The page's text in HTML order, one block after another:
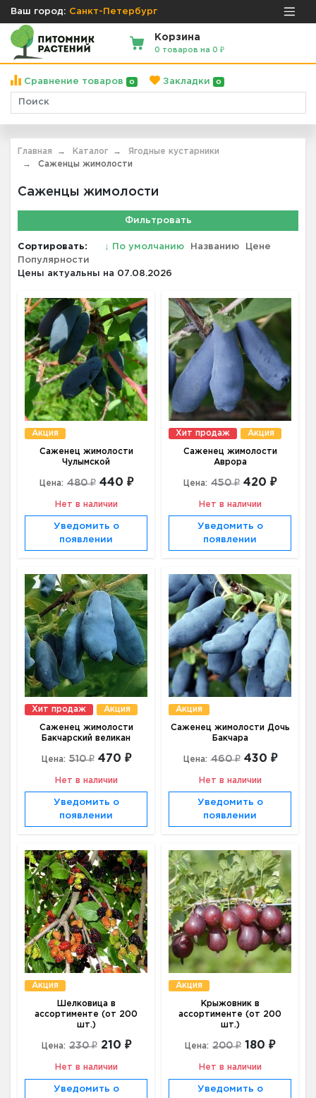
Ваш город: Санкт-Петербург
Корзина
0 товаров на 0 ₽
Сравнение товаров 0 Закладки 0
Главная Каталог
Ягодные кустарники
Саженцы жимолости
Саженцы жимолости
Фильтровать
Сортировать: ↓ По умолчанию Названию
Цене
Популярности
Цены актуальны на 07.08.2026
Акция
Саженец жимолости
Чулымской
Цена: 480 ₽ 440 ₽
Нет в наличии
Уведомить о
появлении
Хит продаж Акция
Саженец жимолости
Аврора
Цена: 450 ₽ 420 ₽
Нет в наличии
Уведомить о
появлении
Хит продаж Акция
Саженец жимолости
Бакчарский великан
Цена: 510 ₽ 470 ₽
Нет в наличии
Уведомить о
появлении
Акция
Саженец жимолости Дочь
Бакчара
Цена: 460 ₽ 430 ₽
Нет в наличии
Уведомить о
появлении
Акция
Шелковица в
ассортименте (от 200
шт.)
Цена: 230 ₽ 210 ₽
Нет в наличии
Уведомить о
Акция
Крыжовник в
ассортименте (от 200
шт.)
Цена: 200 ₽ 180 ₽
Нет в наличии
Уведомить о